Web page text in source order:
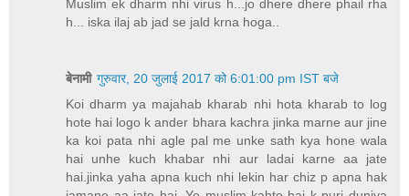
Muslim ek dharm nhi virus h...jo dhere dhere phail rha
h... iska ilaj ab jad se jald krna hoga..
बेनामी गुरुवार, 20 जुलाई 2017 को 6:01:00 pm IST बजे
Koi dharm ya majahab kharab nhi hota kharab to log
hote hai logo k ander bhara kachra jinka marne aur jine
ka koi pata nhi agle pal me unke sath kya hone wala
hai unhe kuch khabar nhi aur ladai karne aa jate
hai.jinka yaha apna kuch nhi lekin har chiz p apna hak